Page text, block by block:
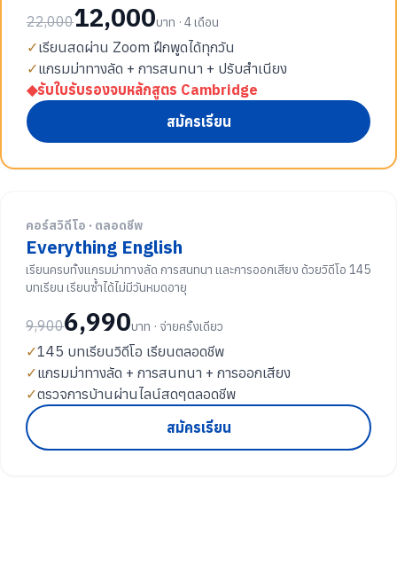
22,00012,000บาท · 4 เดือน
✓เรียนสดผ่าน Zoom ฝึกพูดได้ทุกวัน
✓แกรมม่าทางลัด + การสนทนา + ปรับสำเนียง
◆รับใบรับรองจบหลักสูตร Cambridge
สมัครเรียน
คอร์สวิดีโอ · ตลอดชีพ
Everything English
เรียนครบทั้งแกรมม่าทางลัด การสนทนา และการออกเสียง ด้วยวิดีโอ 145
บทเรียน เรียนซ้ำได้ไม่มีวันหมดอายุ
9,9006,990บาท · จ่ายครั้งเดียว
✓145 บทเรียนวิดีโอ เรียนตลอดชีพ
✓แกรมม่าทางลัด + การสนทนา + การออกเสียง
✓ตรวจการบ้านผ่านไลน์สดๆตลอดชีพ
สมัครเรียน